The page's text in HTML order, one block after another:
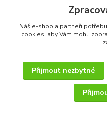
Základ: cedrové a
Novinka pro jaro 2023!
629 Kč/ks
520 Kčbez DPH
Náš e-shop a partneři
cookies, aby Vám mohli
Přijmout nezbytné